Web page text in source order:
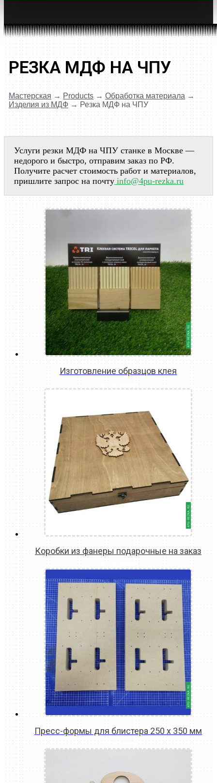
РЕЗКА МДФ НА ЧПУ
Мастерская → Products→Обработка материала →
Изделия из МДФ → Резка МДФ на ЧПУ
Услуги резки МДФ на ЧПУ станке в Москве —
недорого и быстро, отправим заказ по РФ.
Получите расчет стоимость работ и материалов,
пришлите запрос на почту info@4pu-rezka.ru
Изготовление образцов клея
READ MORE
Коробки из фанеры подарочные на заказ
READ MORE
Пресс-формы для блистера 250 х 350 мм
READ MORE